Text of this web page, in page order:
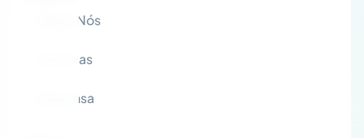
Sobre Nós
Carreiras
Imprensa